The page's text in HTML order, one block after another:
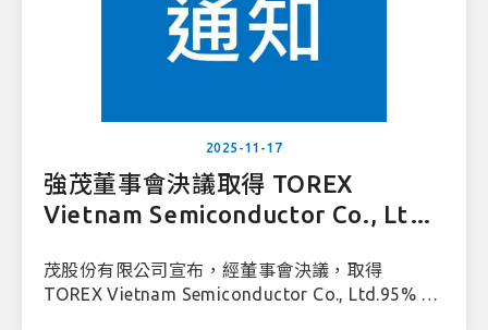
2025-11-17
強茂董事會決議取得 TOREX
Vietnam Semiconductor Co., Ltd.
茂股份有限公司宣布，經董事會決議，取得
TOREX Vietnam Semiconductor Co., Ltd.95% 股